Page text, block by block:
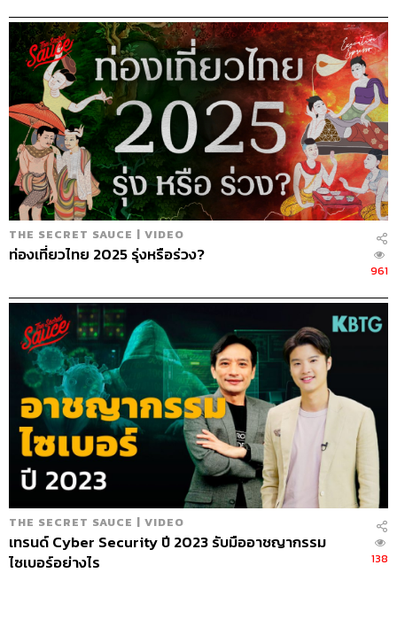
THE SECRET SAUCE | VIDEO
ท่องเที่ยวไทย 2025 รุ่งหรือร่วง?
961
THE SECRET SAUCE | VIDEO
เทรนด์ Cyber Security ปี 2023 รับมืออาชญากรรม
ไซเบอร์อย่างไร
138